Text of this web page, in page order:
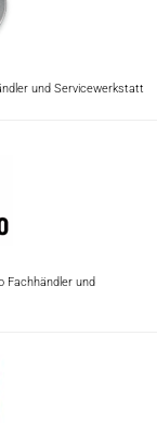
und Servicewerkstatt
Fachhändler und